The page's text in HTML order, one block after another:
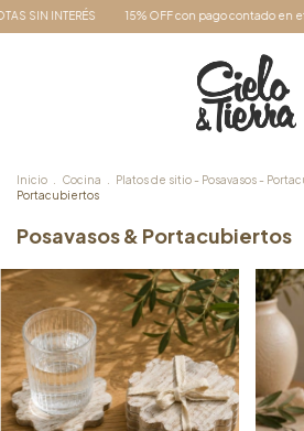
OFF con pago contado en efectivo o transferencia !
Inicio Cocina Platos de sitio - Posavasos -
Portacubiertos
Posavasos & Portacubiertos